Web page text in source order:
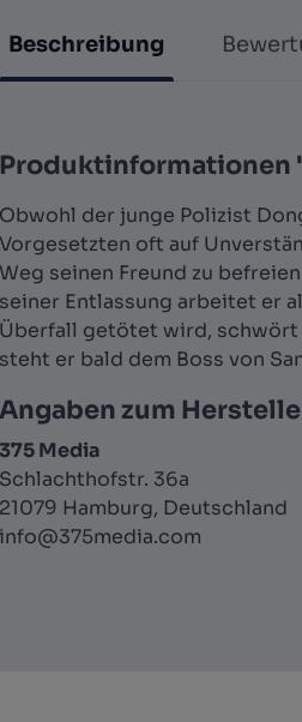
Beschreibung
Produktinformationen
Obwohl der junge Polizist
Vorgesetzten oft auf
Weg seinen Freund zu
seiner Entlassung arbeitet er
Überfall getötet wird, schwört
steht er bald dem Boss von
Angaben zum
375 Media
Schlachthofstr. 36a
21079 Hamburg, Deutschland
info@375media.com